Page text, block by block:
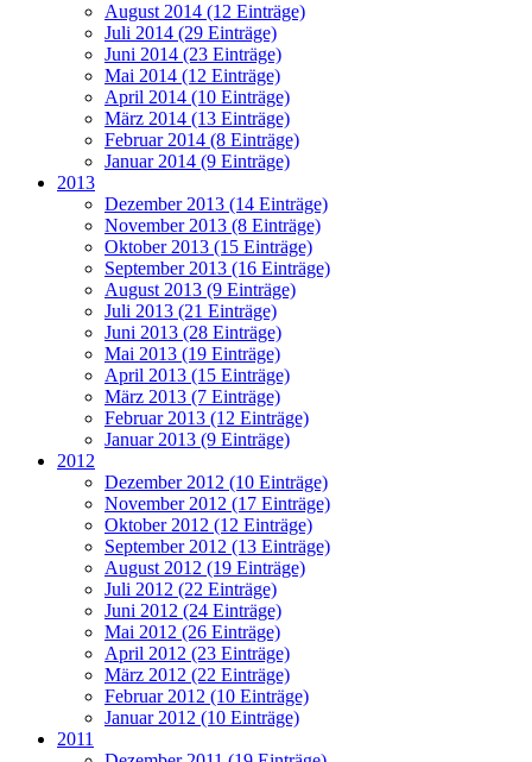
August 2014 (12 Einträge)
Juli 2014 (29 Einträge)
Juni 2014 (23 Einträge)
Mai 2014 (12 Einträge)
April 2014 (10 Einträge)
März 2014 (13 Einträge)
Februar 2014 (8 Einträge)
Januar 2014 (9 Einträge)
2013
Dezember 2013 (14 Einträge)
November 2013 (8 Einträge)
Oktober 2013 (15 Einträge)
September 2013 (16 Einträge)
August 2013 (9 Einträge)
Juli 2013 (21 Einträge)
Juni 2013 (28 Einträge)
Mai 2013 (19 Einträge)
April 2013 (15 Einträge)
März 2013 (7 Einträge)
Februar 2013 (12 Einträge)
Januar 2013 (9 Einträge)
2012
Dezember 2012 (10 Einträge)
November 2012 (17 Einträge)
Oktober 2012 (12 Einträge)
September 2012 (13 Einträge)
August 2012 (19 Einträge)
Juli 2012 (22 Einträge)
Juni 2012 (24 Einträge)
Mai 2012 (26 Einträge)
April 2012 (23 Einträge)
März 2012 (22 Einträge)
Februar 2012 (10 Einträge)
Januar 2012 (10 Einträge)
2011